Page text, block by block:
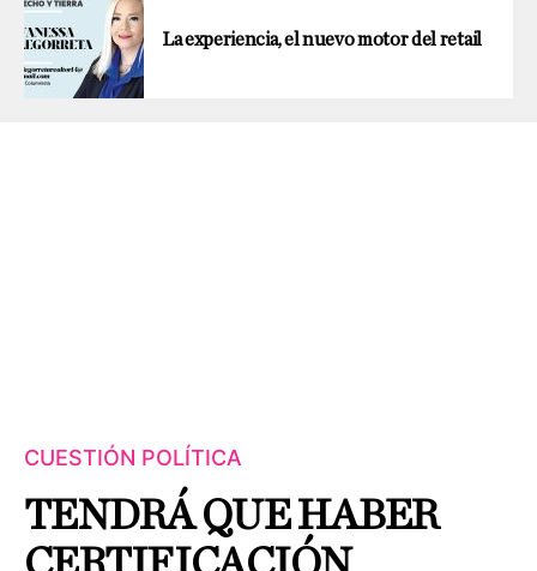
La experiencia, el nuevo motor del retail
CUESTIÓN POLÍTICA
TENDRÁ QUE HABER